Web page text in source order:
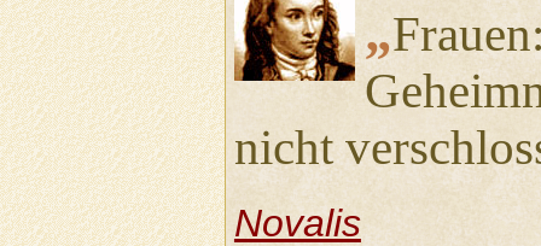
„
nicht
Novalis